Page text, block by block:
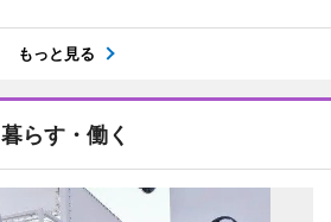
もっと見る
暮らす・働く